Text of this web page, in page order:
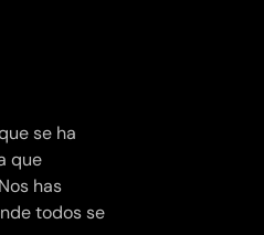
se ha
que
has
todos se